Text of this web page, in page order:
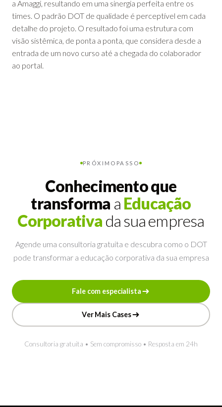
a Amaggi, resultando em uma sinergia perfeita entre os
times. O padrão DOT de qualidade é perceptível em cada
detalhe do projeto. O resultado foi uma estrutura com
visão sistêmica, de ponta a ponta, que considera desde a
entrada de um novo curso até a chegada do colaborador
ao portal.
PRÓXIMO PASSO
Conhecimento que
transforma a Educação
Corporativa da sua empresa
Agende uma consultoria gratuita e descubra como o DOT
pode transformar a educação corporativa da sua empresa
Fale com especialista
Ver Mais Cases
Consultoria gratuita • Sem compromisso • Resposta em 24h